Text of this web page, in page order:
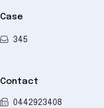
Case
345
Contact
0442923408